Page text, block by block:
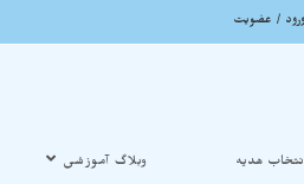
ورود / عضویت
هدیه وبلاگ آموزشی